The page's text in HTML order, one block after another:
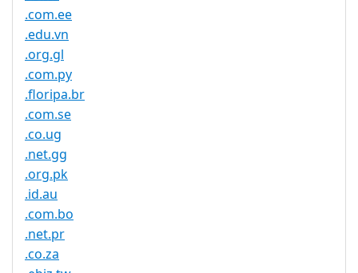
.com.ee
.edu.vn
.org.gl
.com.py
.floripa.br
.com.se
.co.ug
.net.gg
.org.pk
.id.au
.com.bo
.net.pr
.co.za